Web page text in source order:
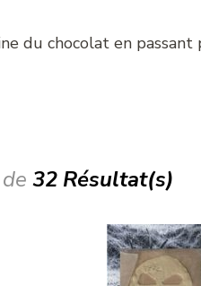
du chocolat en
32 Résultat(s)